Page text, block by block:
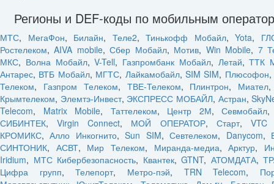
Регионы и DEF-коды по мобильным
МТС, МегаФон, Билайн, Теле2,Тинькофф Мобайл,Yota,
Ростелеком,AIVA mobile,Сбер Мобайл, Мотив, Win Mobile, 7
МКС, Волна Мобайл,V-Tell, Газпромбанк Мобайл, Летай,ТТК
Антарес, ВТБ Мобайл, МГТС, Лайкамобайл, SIM SIM, Плюсофон,
Телеком, Газпром Телеком, ТВЕ-Телеком, Плинтрон, Миател
Крымтелеком, Элемтэ-Инвест, ЭКСПРЕСС МОБАЙЛ, Астран,
Telecom, Matrix Mobile, Таттелеком, Центр 2М,Севмобайл
СИБИНТЕК,Virgin Connect, МОЙ ОПЕРАТОР, Старт, VTC
КРОМИКС,Алло Инкогнито,Sun SIM,Севтелеком, Danycom,
СИНТОНИК, АСВТ, Мир Телеком, Миранда-медиа,Арктур,
Iridium, МТС Кибербезопасность, Квантек, GTNT, АТОМДАТА,
Цифра групп,Телепорт, Метро-пэй, TRN Telecom,